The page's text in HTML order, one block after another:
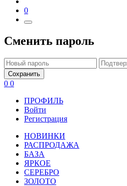
0
Сменить пароль
Сохранить
0 0
ПРОФИЛЬ
Войти
Регистрация
НОВИНКИ
РАСПРОДАЖА
БАЗА
ЯРКОЕ
СЕРЕБРО
ЗОЛОТО